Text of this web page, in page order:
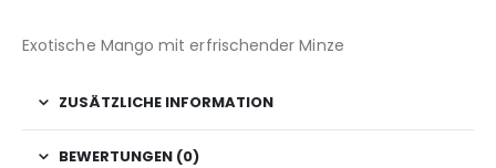
Exotische Mango mit erfrischender Minze
ZUSÄTZLICHE INFORMATION
BEWERTUNGEN (0)